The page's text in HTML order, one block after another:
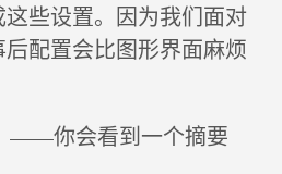
些设置。因为我们面对
配置会比图形界面麻烦
——你会看到一个摘要